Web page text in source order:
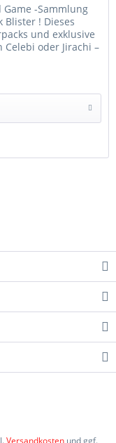
-Sammlung
Blister ! Dieses
und exklusive
Celebi oder Jirachi –
Versandkosten und ggf.